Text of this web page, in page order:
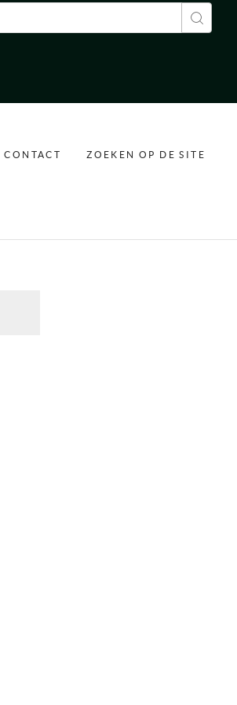
CONTACT ZOEKEN OP DE SITE